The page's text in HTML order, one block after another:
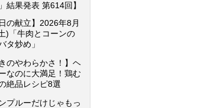
結果発表 第614回】
日の献立】2026年8月
)「牛肉とコーンの
タ炒め」
きのやわらかさ！】ヘ
なのに大満足！鶏む
絶品レシピ8選
プルーだけじゃもっ